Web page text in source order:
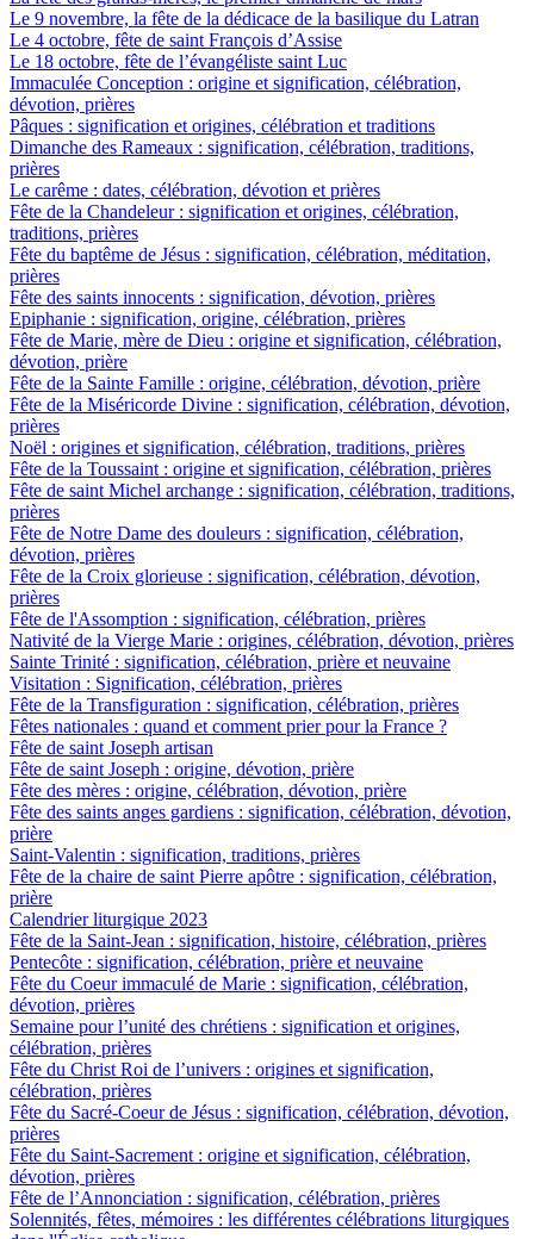
Le 9 novembre, la fête de la dédicace de la basilique du Latran
Le 4 octobre, fête de saint François d’Assise
Le 18 octobre, fête de l’évangéliste saint Luc
Immaculée Conception : origine et signification, célébration,
dévotion, prières
Pâques : signification et origines, célébration et traditions
Dimanche des Rameaux : signification, célébration, traditions,
prières
Le carême : dates, célébration, dévotion et prières
Fête de la Chandeleur : signification et origines, célébration,
traditions, prières
Fête du baptême de Jésus : signification, célébration, méditation,
prières
Fête des saints innocents : signification, dévotion, prières
Epiphanie : signification, origine, célébration, prières
Fête de Marie, mère de Dieu : origine et signification, célébration,
dévotion, prière
Fête de la Sainte Famille : origine, célébration, dévotion, prière
Fête de la Miséricorde Divine : signification, célébration, dévotion,
prières
Noël : origines et signification, célébration, traditions, prières
Fête de la Toussaint : origine et signification, célébration, prières
Fête de saint Michel archange : signification, célébration, traditions,
prières
Fête de Notre Dame des douleurs : signification, célébration,
dévotion, prières
Fête de la Croix glorieuse : signification, célébration, dévotion,
prières
Fête de l'Assomption : signification, célébration, prières
Nativité de la Vierge Marie : origines, célébration, dévotion, prières
Sainte Trinité : signification, célébration, prière et neuvaine
Visitation : Signification, célébration, prières
Fête de la Transfiguration : signification, célébration, prières
Fêtes nationales : quand et comment prier pour la France ?
Fête de saint Joseph artisan
Fête de saint Joseph : origine, dévotion, prière
Fête des mères : origine, célébration, dévotion, prière
Fête des saints anges gardiens : signification, célébration, dévotion,
prière
Saint-Valentin : signification, traditions, prières
Fête de la chaire de saint Pierre apôtre : signification, célébration,
prière
Calendrier liturgique 2023
Fête de la Saint-Jean : signification, histoire, célébration, prières
Pentecôte : signification, célébration, prière et neuvaine
Fête du Coeur immaculé de Marie : signification, célébration,
dévotion, prières
Semaine pour l’unité des chrétiens : signification et origines,
célébration, prières
Fête du Christ Roi de l’univers : origines et signification,
célébration, prières
Fête du Sacré-Coeur de Jésus : signification, célébration, dévotion,
prières
Fête du Saint-Sacrement : origine et signification, célébration,
dévotion, prières
Fête de l’Annonciation : signification, célébration, prières
Solennités, fêtes, mémoires : les différentes célébrations liturgiques